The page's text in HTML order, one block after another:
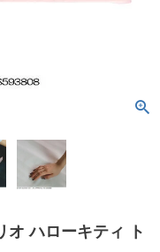
オ ハローキティ ト